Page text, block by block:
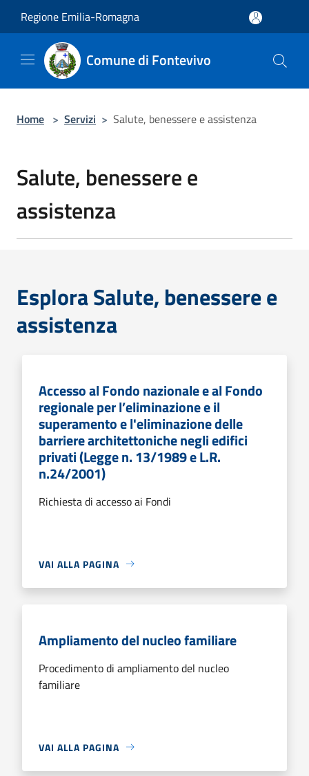
Regione Emilia-Romagna
Comune di Fontevivo
Home > Servizi > Salute, benessere e assistenza
Salute, benessere e
assistenza
Esplora Salute, benessere e
assistenza
Accesso al Fondo nazionale e al Fondo
regionale per l’eliminazione e il
superamento e l'eliminazione delle
barriere architettoniche negli edifici
privati (Legge n. 13/1989 e L.R.
n.24/2001)
Richiesta di accesso ai Fondi
VAI ALLA PAGINA
Ampliamento del nucleo familiare
Procedimento di ampliamento del nucleo
familiare
VAI ALLA PAGINA